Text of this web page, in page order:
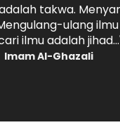
takwa.
ulang
ilmu adalah
Imam Al-Ghazali